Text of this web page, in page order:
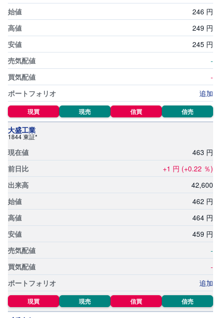
246 円
249 円
245 円
-
-
追加
現買 現売 信買 信売
大盛工業
1844 東証*
463 円
+1 円 (+0.22 ％)
42,600
462 円
464 円
459 円
-
-
追加
現買 現売 信買 信売